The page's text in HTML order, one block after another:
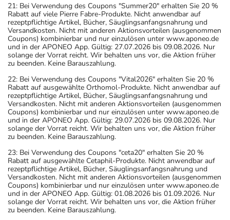
21: Bei Verwendung des Coupons "Summer20" erhalten Sie 20 %
Rabatt auf viele Pierre Fabre-Produkte. Nicht anwendbar auf
rezeptpflichtige Artikel, Bücher, Säuglingsanfangsnahrung und
Versandkosten. Nicht mit anderen Aktionsvorteilen (ausgenommen
Coupons) kombinierbar und nur einzulösen unter www.aponeo.de
und in der APONEO App. Gültig: 27.07.2026 bis 09.08.2026. Nur
solange der Vorrat reicht. Wir behalten uns vor, die Aktion früher
zu beenden. Keine Barauszahlung.
22: Bei Verwendung des Coupons "Vital2026" erhalten Sie 20 %
Rabatt auf ausgewählte Orthomol-Produkte. Nicht anwendbar auf
rezeptpflichtige Artikel, Bücher, Säuglingsanfangsnahrung und
Versandkosten. Nicht mit anderen Aktionsvorteilen (ausgenommen
Coupons) kombinierbar und nur einzulösen unter www.aponeo.de
und in der APONEO App. Gültig: 29.07.2026 bis 09.08.2026. Nur
solange der Vorrat reicht. Wir behalten uns vor, die Aktion früher
zu beenden. Keine Barauszahlung.
23: Bei Verwendung des Coupons "ceta20" erhalten Sie 20 %
Rabatt auf ausgewählte Cetaphil-Produkte. Nicht anwendbar auf
rezeptpflichtige Artikel, Bücher, Säuglingsanfangsnahrung und
Versandkosten. Nicht mit anderen Aktionsvorteilen (ausgenommen
Coupons) kombinierbar und nur einzulösen unter www.aponeo.de
und in der APONEO App. Gültig: 01.08.2026 bis 01.09.2026. Nur
solange der Vorrat reicht. Wir behalten uns vor, die Aktion früher
zu beenden. Keine Barauszahlung.